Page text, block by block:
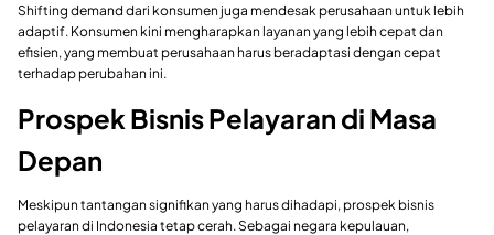
Shifting demand dari konsumen juga mendesak perusahaan untuk lebih
adaptif. Konsumen kini mengharapkan layanan yang lebih cepat dan
efisien, yang membuat perusahaan harus beradaptasi dengan cepat
terhadap perubahan ini.
Prospek Bisnis Pelayaran di Masa
Depan
Meskipun tantangan signifikan yang harus dihadapi, prospek bisnis
pelayaran di Indonesia tetap cerah. Sebagai negara kepulauan,